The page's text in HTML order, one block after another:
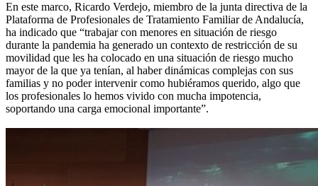
En este marco, Ricardo Verdejo, miembro de la junta directiva de la
Plataforma de Profesionales de Tratamiento Familiar de Andalucía,
ha indicado que “trabajar con menores en situación de riesgo
durante la pandemia ha generado un contexto de restricción de su
movilidad que les ha colocado en una situación de riesgo mucho
mayor de la que ya tenían, al haber dinámicas complejas con sus
familias y no poder intervenir como hubiéramos querido, algo que
los profesionales lo hemos vivido con mucha impotencia,
soportando una carga emocional importante”.